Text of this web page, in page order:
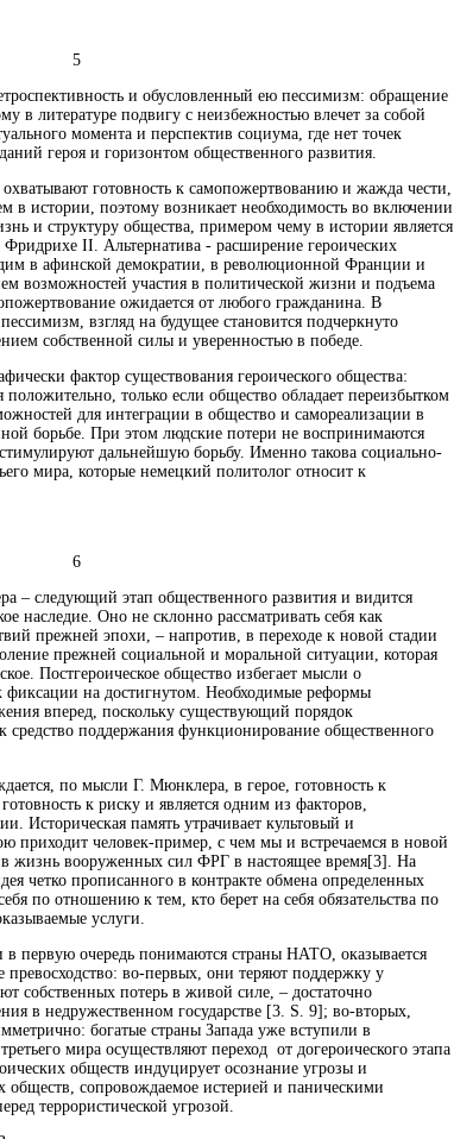
5
и обусловленный ею пессимизм: обращение
в литературе подвигу с неизбежностью влечет за собой
момента и перспектив социума, где нет точек
героя и горизонтом общественного развития.
готовность к самопожертвованию и жажда чести,
в истории, поэтому возникает необходимость во включении
и структуру общества, примером чему в истории является
Фридрихе II. Альтернатива - расширение героических
в афинской демократии, в революционной Франции и
возможностей участия в политической жизни и подъема
ожидается от любого гражданина. В
взгляд на будущее становится подчеркнуто
собственной силы и уверенностью в победе.
фактор существования героического общества:
только если общество обладает переизбытком
для интеграции в общество и самореализации в
борьбе. При этом людские потери не воспринимаются
дальнейшую борьбу. Именно такова социально-
мира, которые немецкий политолог относит к
6
– следующий этап общественного развития и видится
наследие. Оно не склонно рассматривать себя как
прежней эпохи, – напротив, в переходе к новой стадии
прежней социальной и моральной ситуации, которая
Постгероическое общество избегает мысли о
фиксации на достигнутом. Необходимые реформы
вперед, поскольку существующий порядок
средство поддержания функционирование общественного
по мысли Г. Мюнклера, в герое, готовность к
к риску и является одним из факторов,
Историческая память утрачивает культовый и
приходит человек-пример, с чем мы и встречаемся в новой
жизнь вооруженных сил ФРГ в настоящее время[3] . На
четко прописанного в контракте обмена определенных
по отношению к тем, кто берет на себя обязательства по
услуги.
в первую очередь понимаются страны НАТО, оказывается
превосходство: во-первых, они теряют поддержку у
собственных потерь в живой силе, – достаточно
в недружественном государстве [3. S. 9]; во-вторых,
богатые страны Запада уже вступили в
мира осуществляют переход от догероического этапа
обществ индуцирует осознание угрозы и
обществ, сопровождаемое истерией и паническими
террористической угрозой.